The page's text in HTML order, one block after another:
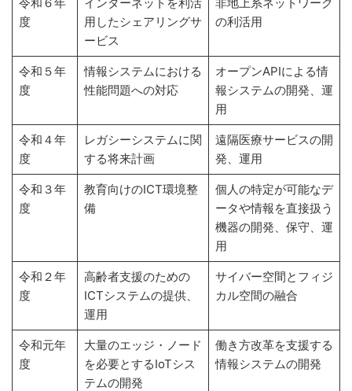
度
用したシェアリングサ
ービス
の利活用
令和５年
度
情報システムにおける
性能問題への対応
オープンAPIによる情
報システムの開発、運
用
令和４年
度
レガシーシステムに関
する将来計画
遠隔医療サービスの開
発、運用
令和３年
度
教育向けのICT環境整
備
個人の特定が可能なデ
ータや情報を直接扱う
機器の開発、保守、運
用
令和２年
度
高齢者支援のための
ICTシステムの提供、
運用
サイバー空間とフィジ
カル空間の融合
令和元年
度
大量のエッジ・ノード
を必要とするIoTシス
テムの開発
働き方改革を支援する
情報システムの開発